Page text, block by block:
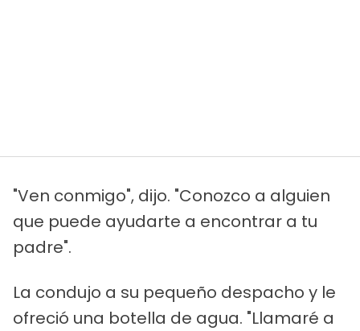
"Ven conmigo", dijo. "Conozco a alguien
que puede ayudarte a encontrar a tu
padre".
La condujo a su pequeño despacho y le
ofreció una botella de agua. "Llamaré a